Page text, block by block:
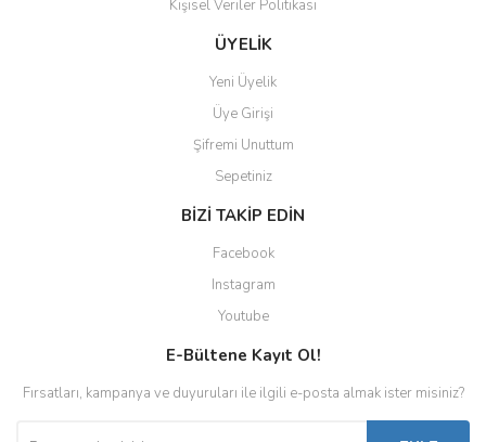
Gönder
Kişisel Veriler Politikası
ÜYELİK
Yeni Üyelik
Üye Girişi
Şifremi Unuttum
Sepetiniz
BİZİ TAKİP EDİN
Facebook
Instagram
Youtube
E-Bültene Kayıt Ol!
Fırsatları, kampanya ve duyuruları ile ilgili e-posta almak ister misiniz?